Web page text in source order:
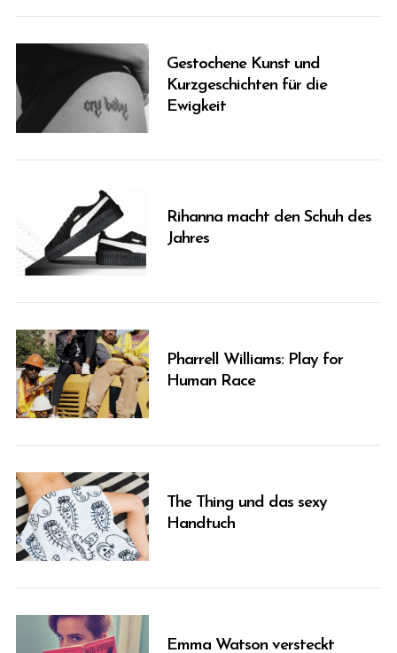
Gestochene Kunst und
Kurzgeschichten für die
Ewigkeit
Rihanna macht den Schuh des
Jahres
Pharrell Williams: Play for
Human Race
The Thing und das sexy
Handtuch
Emma Watson versteckt
a
r
c
h
f
r